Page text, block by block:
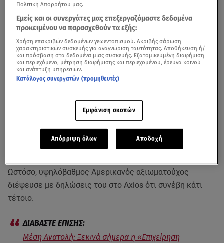
πύραυλοιέπληξαν σήμερα αμερικανικό
πλοίο που επιχείρησε να περάσει τα
, αγνοώντας τις οδηγίες της
Ωστόσο, υψηλόβαθμος Αμερικανός αξιωματούχος
διέψευσε με δηλώσεις του στο Axios ότι συνέβη κάτι
τέτοιο.
Μέση Ανατολή: Ξεκινά σήμερα η «Επιχείρηση
Πολιτική Απορρήτου μας.
Εμείς και οι συνεργάτες μας επεξεργαζόμαστε δεδομένα
προκειμένου να παρασχεθούν τα εξής:
Χρήση επακριβών δεδομένων γεωεντοπισμού. Ακριβής σάρωση
χαρακτηριστικών συσκευής για αναγνώριση ταυτότητας. Αποθήκευση ή/
και πρόσβαση στα δεδομένα μιας συσκευής. Εξατομικευμένη διαφήμιση
και περιεχόμενο, μέτρηση διαφήμισης και περιεχομένου, έρευνα κοινού
και ανάπτυξη υπηρεσιών.
Κατάλογος συνεργατών (προμηθευτές)
Εμφάνιση σκοπών
Απόρριψη όλων Αποδοχή